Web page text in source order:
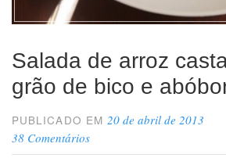
Salada de arroz
grão de bico e
PUBLICADO EM 20 de abril de 2013
38 Comentários